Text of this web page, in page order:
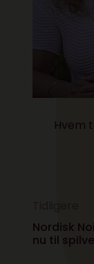
Hvem
Nordisk
nu til